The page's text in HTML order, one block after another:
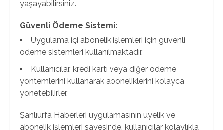
yaşayabilirsiniz.
Güvenli Ödeme Sistemi:
Uygulama içi abonelik işlemleri için güvenli
ödeme sistemleri kullanılmaktadır.
Kullanıcılar, kredi kartı veya diğer ödeme
yöntemlerini kullanarak aboneliklerini kolayca
yönetebilirler.
Şanlıurfa Haberleri uygulamasının üyelik ve
abonelik işlemleri sayesinde, kullanıcılar kolaylıkla